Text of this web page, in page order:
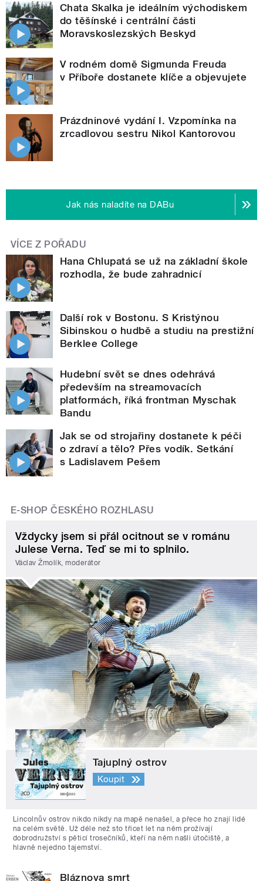
Chata Skalka je ideálním východiskem
do těšínské i centrální části
Moravskoslezských Beskyd
V rodném domě Sigmunda Freuda
v Příboře dostanete klíče a objevujete
Prázdninové vydání I. Vzpomínka na
zrcadlovou sestru Nikol Kantorovou
Jak nás naladíte na DABu
VÍCE Z POŘADU
Hana Chlupatá se už na základní škole
rozhodla, že bude zahradnicí
Další rok v Bostonu. S Kristýnou
Sibinskou o hudbě a studiu na prestižní
Berklee College
Hudební svět se dnes odehrává
především na streamovacích
platformách, říká frontman Myschak
Bandu
Jak se od strojařiny dostanete k péči
o zdraví a tělo? Přes vodík. Setkání
s Ladislavem Pešem
E-SHOP ČESKÉHO ROZHLASU
Vždycky jsem si přál ocitnout se v románu
Julese Verna. Teď se mi to splnilo.
Václav Žmolík, moderátor
Tajuplný ostrov
Koupit
Lincolnův ostrov nikdo nikdy na mapě nenašel, a přece ho znají lidé
na celém světě. Už déle než sto třicet let na něm prožívají
dobrodružství s pěticí trosečníků, kteří na něm našli útočiště, a
hlavně nejedno tajemství.
Bláznova smrt